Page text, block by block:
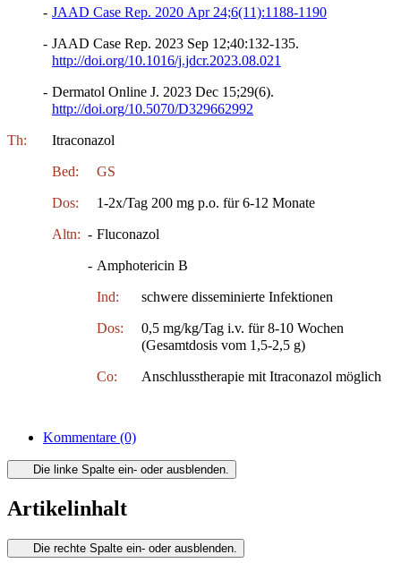
- JAAD Case Rep. 2020 Apr 24;6(11):1188-1190
- JAAD Case Rep. 2023 Sep 12;40:132-135.
http://doi.org/10.1016/j.jdcr.2023.08.021
- Dermatol Online J. 2023 Dec 15;29(6).
http://doi.org/10.5070/D329662992
Th: Itraconazol
Bed: GS
Dos: 1-2x/Tag 200 mg p.o. für 6-12 Monate
Altn: - Fluconazol
- Amphotericin B
Ind: schwere disseminierte Infektionen
Dos:
0,5 mg/kg/Tag i.v. für 8-10 Wochen
(Gesamtdosis vom 1,5-2,5 g)
Co: Anschlusstherapie mit Itraconazol möglich
Kommentare (0)
Die linke Spalte ein- oder ausblenden.
Artikelinhalt
Die rechte Spalte ein- oder ausblenden.